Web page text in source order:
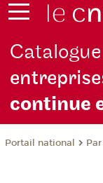
continue
Portail national